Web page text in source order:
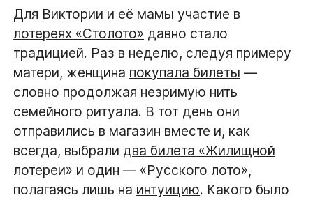
Для Виктории и её мамыучастие в
лотереях «Столото» давно стало
традицией. Раз в неделю, следуя примеру
матери, женщина покупала билеты —
словно продолжая незримую нить
семейного ритуала. В тот день они
отправились в магазин вместе и, как
всегда, выбрали два билета «Жилищной
лотереи» и один — «Русского лото»,
полагаясь лишь на интуицию. Какого было